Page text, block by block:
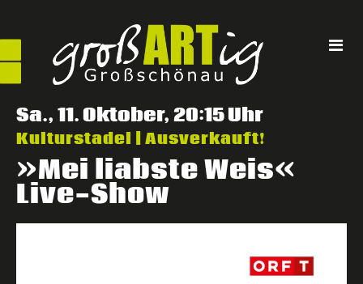
Sa., 11. Oktober, 20:15 Uhr
Kulturstadel | Ausverkauft!
»Mei liabste Weis«
Live-Show